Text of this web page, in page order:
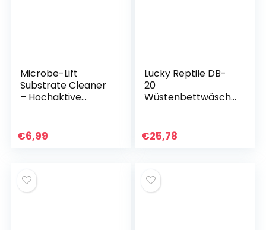
Microbe-Lift
Substrate Cleaner
– Hochaktive
Detritus und
Schmutz in
€6,99
Lucky Reptile DB-
20
Wüstenbettwäsch
€25,78